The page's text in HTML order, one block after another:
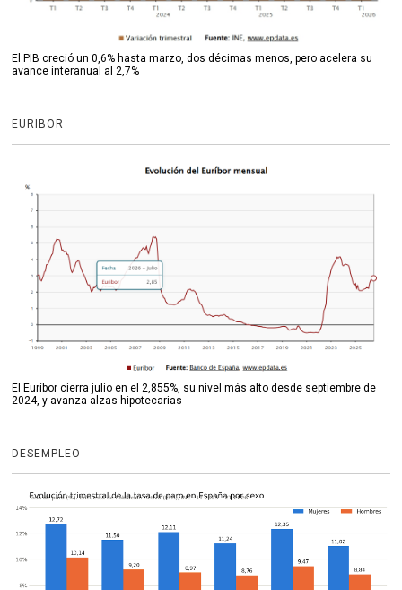
El PIB creció un 0,6% hasta marzo, dos décimas menos, pero acelera su
avance interanual al 2,7%
EURIBOR
El Euríbor cierra julio en el 2,855%, su nivel más alto desde septiembre de
2024, y avanza alzas hipotecarias
DESEMPLEO